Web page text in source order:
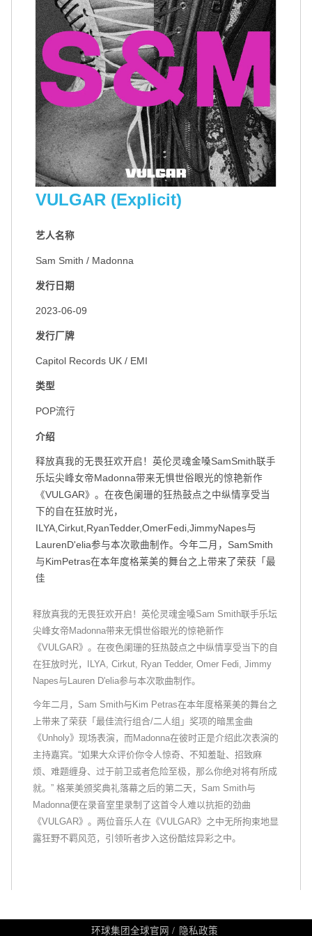
VULGAR (Explicit)
艺人名称
Sam Smith / Madonna
发行日期
2023-06-09
发行厂牌
Capitol Records UK / EMI
类型
POP流行
介绍
释放真我的无畏狂欢开启！英伦灵魂金嗓SamSmith联手
乐坛尖峰女帝Madonna带来无惧世俗眼光的惊艳新作
《VULGAR》。在夜色阑珊的狂热鼓点之中纵情享受当
下的自在狂放时光，
ILYA,Cirkut,RyanTedder,OmerFedi,JimmyNapes与
LaurenD'elia参与本次歌曲制作。今年二月，SamSmith
与KimPetras在本年度格莱美的舞台之上带来了荣获「最
佳
释放真我的无畏狂欢开启！英伦灵魂金嗓Sam Smith联手乐坛
尖峰女帝Madonna带来无惧世俗眼光的惊艳新作
《VULGAR》。在夜色阑珊的狂热鼓点之中纵情享受当下的自
在狂放时光，ILYA, Cirkut, Ryan Tedder, Omer Fedi, Jimmy
Napes与Lauren D'elia参与本次歌曲制作。
今年二月，Sam Smith与Kim Petras在本年度格莱美的舞台之
上带来了荣获「最佳流行组合/二人组」奖项的暗黑金曲
《Unholy》现场表演，而Madonna在彼时正是介绍此次表演的
主持嘉宾。“如果大众评价你令人惊奇、不知羞耻、招致麻
烦、难题缠身、过于前卫或者危险至极，那么你绝对将有所成
就。” 格莱美颁奖典礼落幕之后的第二天，Sam Smith与
Madonna便在录音室里录制了这首令人难以抗拒的劲曲
《VULGAR》。两位音乐人在《VULGAR》之中无所拘束地显
露狂野不羁风范，引领听者步入这份酷炫异彩之中。
环球集团全球官网 隐私政策